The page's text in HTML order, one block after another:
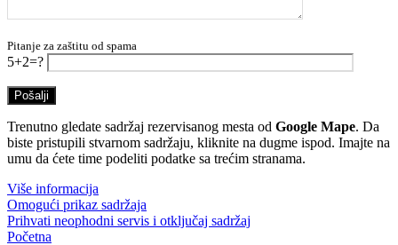
Pitanje za zaštitu od spama
5+2=?
Trenutno gledate sadržaj rezervisanog mesta od Google Mape. Da
biste pristupili stvarnom sadržaju, kliknite na dugme ispod. Imajte na
umu da ćete time podeliti podatke sa trećim stranama.
Više informacija
Omogući prikaz sadržaja
Prihvati neophodni servis i otključaj sadržaj
Početna